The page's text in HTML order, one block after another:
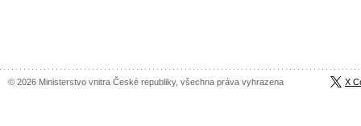
© 2026 Ministerstvo vnitra České republiky, všechna práva vyhrazena X